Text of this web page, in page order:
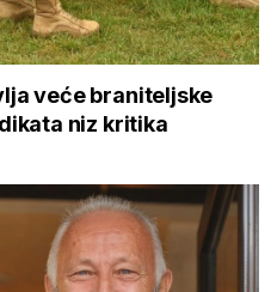
veće braniteljske
niz kritika